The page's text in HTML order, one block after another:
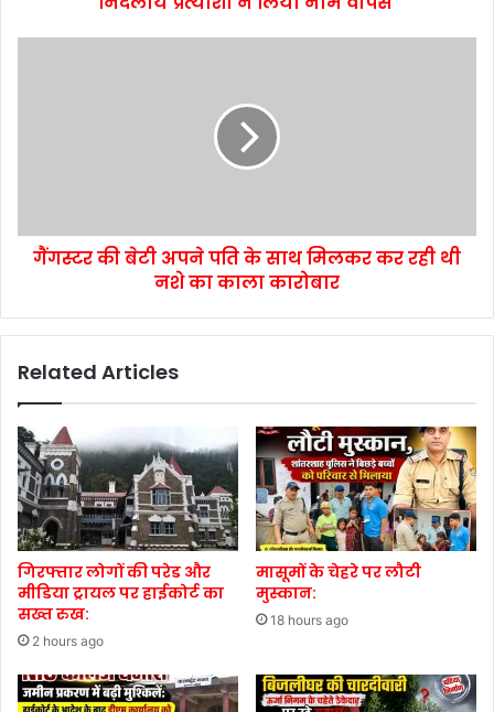
गैंगस्टर की बेटी अपने पति के साथ मिलकर कर रही थी
नशे का काला कारोबार
Related Articles
गिरफ्तार लोगों की परेड और
मीडिया ट्रायल पर हाईकोर्ट का
सख्त रुख:
2 hours ago
मासूमों के चेहरे पर लौटी
मुस्कान:
18 hours ago